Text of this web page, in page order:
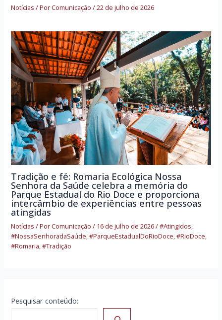
Notícias / PorComunicação/22 de julho de 2026
Tradição e fé: Romaria Ecológica Nossa
Senhora da Saúde celebra a memória do
Parque Estadual do Rio Doce e proporciona
intercâmbio de experiências entre pessoas
atingidas
Notícias / PorComunicação/ 16 de julho de 2026/#Atingidos,
#NossaSenhoradaSaúde,#ParqueEstadualDoRioDoce,#RioDoce,
#Romaria,#Tradição
Pesquisar conteúdo: